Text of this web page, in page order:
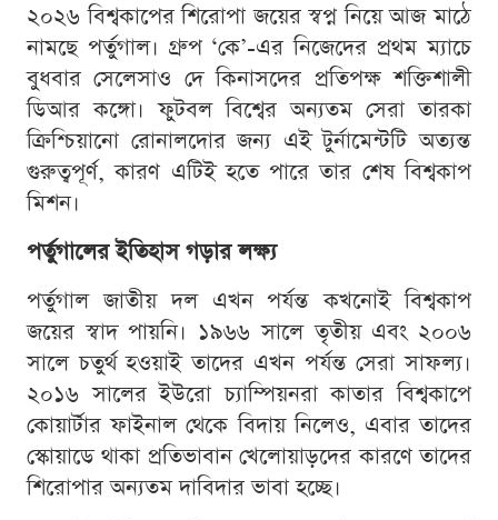
২০২৬ বিশ্বকাপের শিরোপা জয়ের স্বপ্ন নিয়ে আজ মাঠে
নামছে পর্তুগাল। গ্রুপ ‘কে’-এর নিজেদের প্রথম ম্যাচে
বুধবার সেলেসাও দে কিনাসদের প্রতিপক্ষ শক্তিশালী
ডিআর কঙ্গো। ফুটবল বিশ্বের অন্যতম সেরা তারকা
ক্রিশ্চিয়ানো রোনালদোর জন্য এই টুর্নামেন্টটি অত্যন্ত
গুরুত্বপূর্ণ, কারণ এটিই হতে পারে তার শেষ বিশ্বকাপ
মিশন।
পর্তুগালের ইতিহাস গড়ার লক্ষ্য
পর্তুগাল জাতীয় দল এখন পর্যন্ত কখনোই বিশ্বকাপ
জয়ের স্বাদ পায়নি। ১৯৬৬ সালে তৃতীয় এবং ২০০৬
সালে চতুর্থ হওয়াই তাদের এখন পর্যন্ত সেরা সাফল্য।
২০১৬ সালের ইউরো চ্যাম্পিয়নরা কাতার বিশ্বকাপে
কোয়ার্টার ফাইনাল থেকে বিদায় নিলেও, এবার তাদের
স্কোয়াডে থাকা প্রতিভাবান খেলোয়াড়দের কারণে তাদের
শিরোপার অন্যতম দাবিদার ভাবা হচ্ছে।